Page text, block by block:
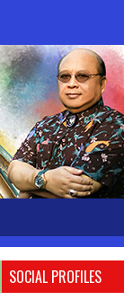
SOCIAL PROFILES